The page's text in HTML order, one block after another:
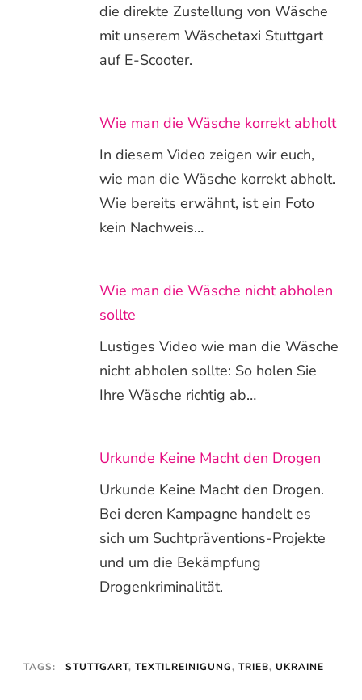
die direkte Zustellung von Wäsche
mit unserem Wäschetaxi Stuttgart
auf E-Scooter.
Wie man die Wäsche korrekt abholt
In diesem Video zeigen wir euch,
wie man die Wäsche korrekt abholt.
Wie bereits erwähnt, ist ein Foto
kein Nachweis…
Wie man die Wäsche nicht abholen
sollte
Lustiges Video wie man die Wäsche
nicht abholen sollte: So holen Sie
Ihre Wäsche richtig ab…
Urkunde Keine Macht den Drogen
Urkunde Keine Macht den Drogen.
Bei deren Kampagne handelt es
sich um Suchtpräventions-Projekte
und um die Bekämpfung
Drogenkriminalität.
TAGS: STUTTGART, TEXTILREINIGUNG, TRIEB, UKRAINE